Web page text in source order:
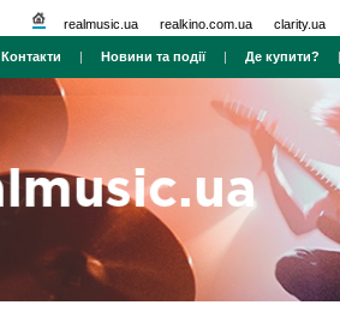
realmusic.ua realkino.com.ua clarity.ua
Контакти | Новини та події| Де купити?